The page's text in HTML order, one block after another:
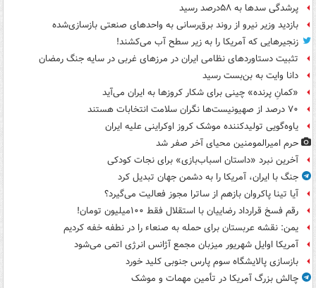
پرشدگی سدها به ۵۸درصد رسید
بازدید وزیر نیرو از روند برق‌رسانی به واحدهای صنعتی بازسازی‌شده
زنجیرهایی که آمریکا را به زیر سطح آب می‌کشند!
تثبیت دستاوردهای نظامی ایران در مرزهای غربی در سایه جنگ رمضان
دانا وایت به بن‌بست رسید
«کمانِ پرنده» چینی برای شکار کروزها به ایران می‌آید
۷۰ درصد از صهیونیست‌ها نگران سلامت انتخابات هستند
یاوه‌گویی تولیدکننده موشک کروز اوکراینی علیه ایران
حرم امیرالمومنین محیای آخر صفر شد
آخرین نبرد «داستان اسباب‌بازی» برای نجات کودکی
جنگ با ایران، آمریکا را به دشمن جهان تبدیل کرد
آیا تینا پاکروان بازهم از ساترا مجوز فعالیت می‌گیرد؟
رقم فسخ قرارداد رضاییان با استقلال فقط ۱۰۰میلیون تومان!
یمن: نقشه عربستان برای حمله به صنعاء را در نطفه خفه کردیم
آمریکا اوایل شهریور میزبان مجمع آژانس انرژی اتمی می‌شود
بازسازی پالایشگاه سوم پارس جنوبی کلید خورد
چالش بزرگ آمریکا در تأمین مهمات و موشک